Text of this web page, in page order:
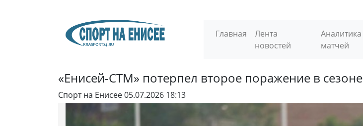
Главная
Лента
новостей
Аналитика
матчей
«Енисей-СТМ» потерпел второе поражение в сезоне
Спорт на Енисее05.07.2026 18:13